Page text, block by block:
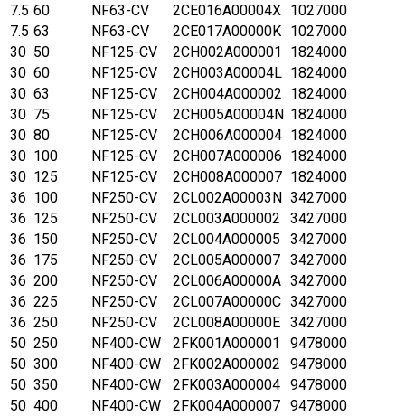
7.5 60 NF63-CV 2CE016A00004X 1027000
7.5 63 NF63-CV 2CE017A00000K 1027000
30 50 NF125-CV 2CH002A000001
1824000
30 60 NF125-CV 2CH003A00004L 1824000
30 63 NF125-CV 2CH004A000002 1824000
30 75 NF125-CV 2CH005A00004N 1824000
30 80 NF125-CV 2CH006A000004 1824000
30 100 NF125-CV 2CH007A000006 1824000
30 125 NF125-CV 2CH008A000007 1824000
36 100 NF250-CV 2CL002A00003N 3427000
36 125 NF250-CV 2CL003A000002
3427000
36 150 NF250-CV 2CL004A000005
3427000
36 175 NF250-CV 2CL005A000007 3427000
36 200 NF250-CV 2CL006A00000A 3427000
36 225 NF250-CV 2CL007A00000C 3427000
36 250 NF250-CV 2CL008A00000E 3427000
50 250 NF400-CW 2FK001A000001
9478000
50 300 NF400-CW 2FK002A000002
9478000
50 350 NF400-CW 2FK003A000004 9478000
50 400 NF400-CW 2FK004A000007 9478000